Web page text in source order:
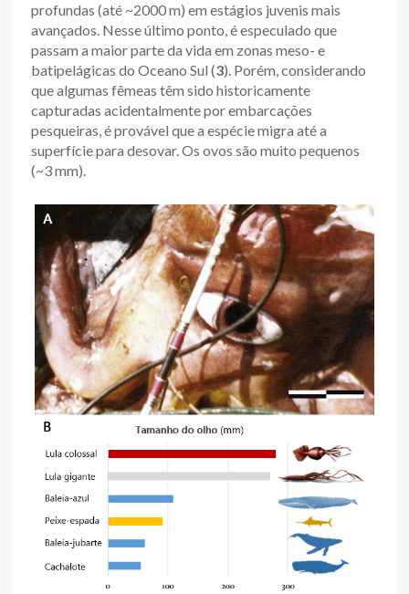
profundas (até ~2000 m) em estágios juvenis mais
avançados. Nesse último ponto, é especulado que
passam a maior parte da vida em zonas meso- e
batipelágicas do Oceano Sul (3). Porém, considerando
que algumas fêmeas têm sido historicamente
capturadas acidentalmente por embarcações
pesqueiras, é provável que a espécie migra até a
superfície para desovar. Os ovos são muito pequenos
(~3 mm).